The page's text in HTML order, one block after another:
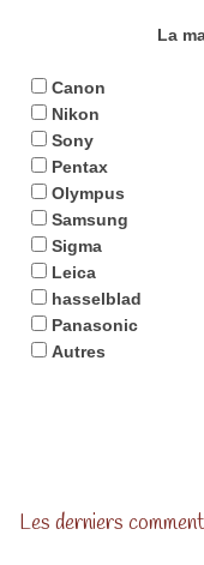
La
Canon
Nikon
Sony
Pentax
Olympus
Samsung
Sigma
Leica
hasselblad
Panasonic
Autres
Les derniers